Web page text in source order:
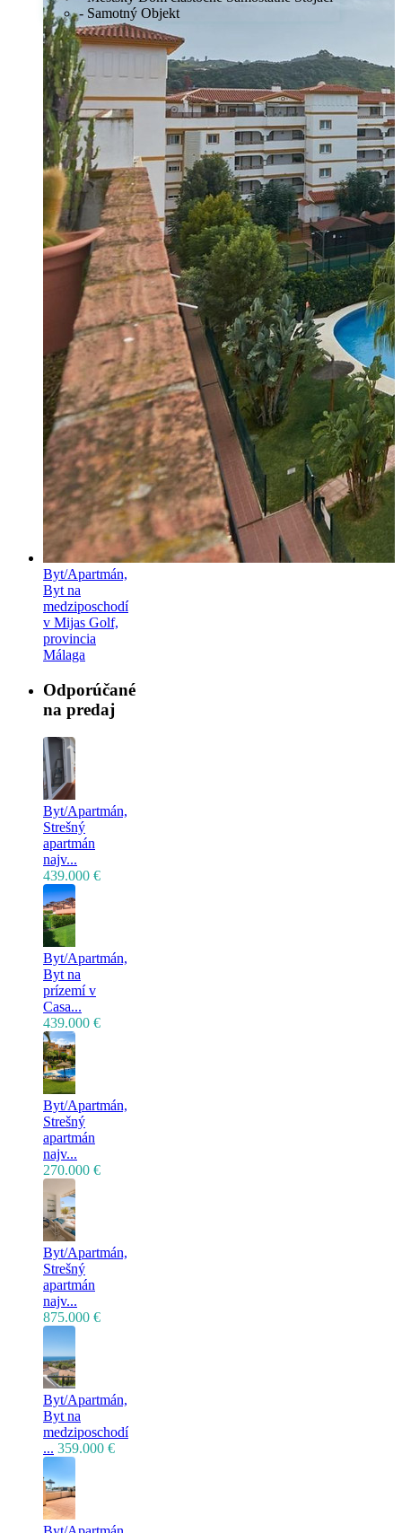
- Samotný Objekt
Byt/Apartmán,
Byt na
medziposchodí
v Mijas Golf,
provincia
Málaga
Odporúčané
na predaj
Byt/Apartmán,
Strešný
apartmán
najv...
439.000 €
Byt/Apartmán,
Byt na
prízemí v
Casa...
439.000 €
Byt/Apartmán,
Strešný
apartmán
najv...
270.000 €
Byt/Apartmán,
Strešný
apartmán
najv...
875.000 €
Byt/Apartmán,
Byt na
medziposchodí
... 359.000 €